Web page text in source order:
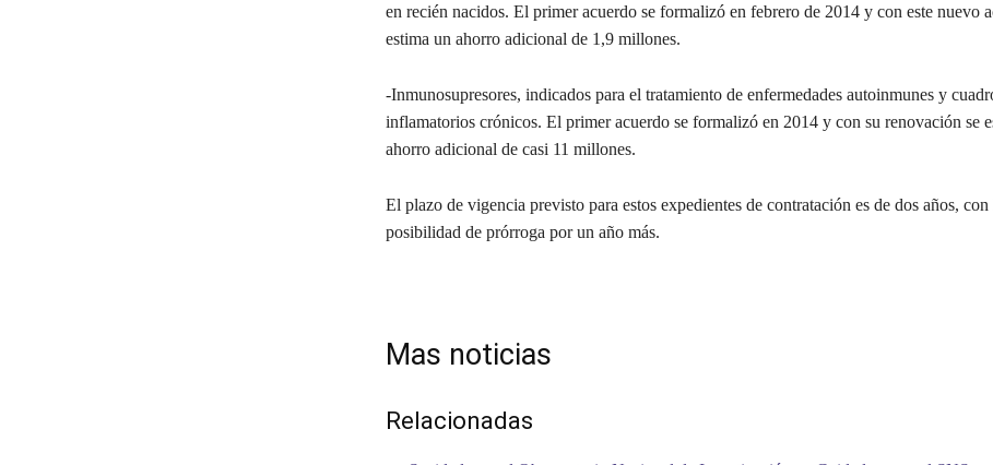
en recién nacidos. El primer acuerdo se formalizó en febrero de 2014 y con este nuevo
estima un ahorro adicional de 1,9 millones.
-Inmunosupresores, indicados para el tratamiento de enfermedades autoinmunes y
inflamatorios crónicos. El primer acuerdo se formalizó en 2014 y con su renovación se
ahorro adicional de casi 11 millones.
El plazo de vigencia previsto para estos expedientes de contratación es de dos años, con
posibilidad de prórroga por un año más.
Mas noticias
Relacionadas